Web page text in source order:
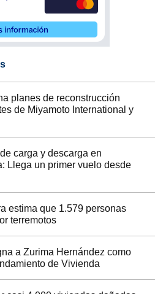
planes de reconstrucción
de Miyamoto International y
carga y descarga en
Llega un primer vuelo desde
estima que 1.579 personas
terremotos
a Zurima Hernández como
de Vivienda